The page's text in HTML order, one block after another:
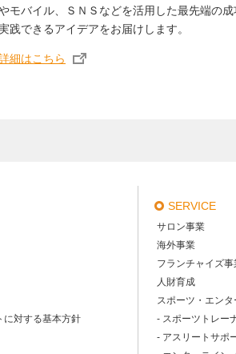
モバイル、ＳＮＳなどを活用した最先端の
践できるアイデアをお届けします。
細はこちら
に対する基本方針
SERVICE
サロン事業
海外事業
フランチャイズ事
人財育成
スポーツ・エン
- スポーツトレー
- アスリートサポ